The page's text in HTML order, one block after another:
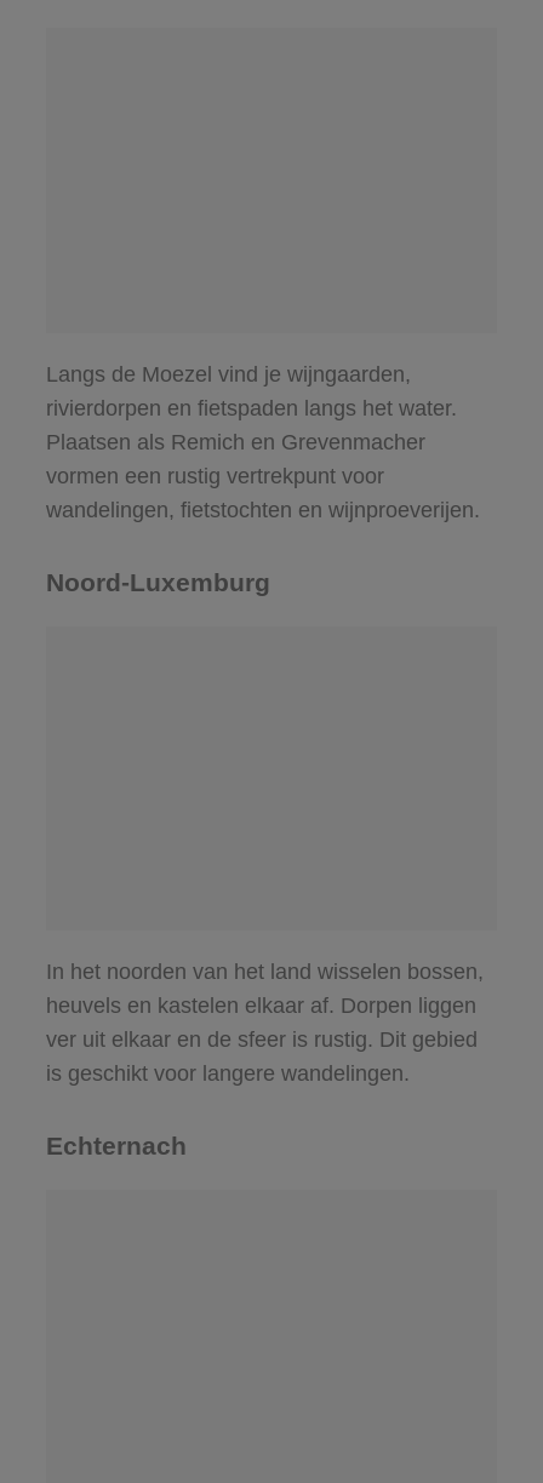
Langs de Moezel vind je wijngaarden,
rivierdorpen en fietspaden langs het water.
Plaatsen als Remich en Grevenmacher
vormen een rustig vertrekpunt voor
wandelingen, fietstochten en wijnproeverijen.
Noord-Luxemburg
In het noorden van het land wisselen bossen,
heuvels en kastelen elkaar af. Dorpen liggen
ver uit elkaar en de sfeer is rustig. Dit gebied
is geschikt voor langere wandelingen.
Echternach